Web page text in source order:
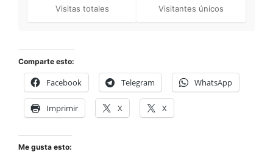
Visitas totales Visitantes únicos
Comparte esto:
Facebook Telegram WhatsApp
Imprimir X X
Me gusta esto: